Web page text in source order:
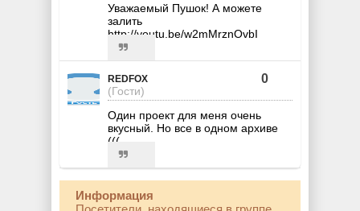
Уважаемый Пушок! А можете
залить
http://youtu.be/w2mMrznOvbI
REDFOX
(Гости)
0
Один проект для меня очень
вкусный. Но все в одном архиве
(((
Информация